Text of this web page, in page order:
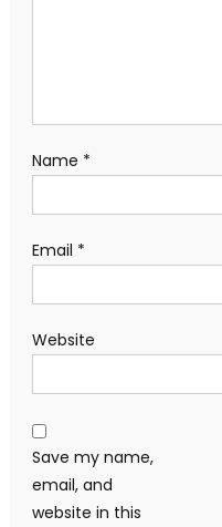
Name *
Email *
Website
Save my name,
email, and
website in this